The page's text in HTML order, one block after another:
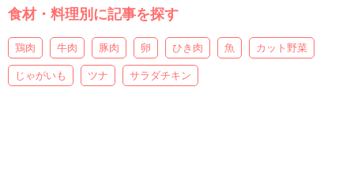
食材・料理別に記事を探す
鶏肉 牛肉 豚肉 卵 ひき肉 魚 カット野菜
じゃがいも ツナ サラダチキン